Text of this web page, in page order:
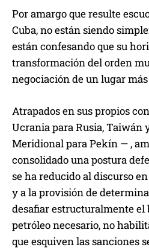
Por amargo que resulte
Cuba, no están siendo
están confesando que su
transformación del orden
negociación de un lugar
Atrapados en sus propios
Ucrania para Rusia, Taiwán
Meridional para Pekín — ,
consolidado una postura
se ha reducido al discurso
y a la provisión de
desafiar estructuralmente el
petróleo necesario, no
que esquiven las sanciones